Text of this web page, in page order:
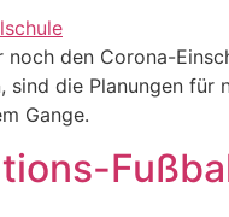
noch den Corona-
sind die Planungen für
Gange.